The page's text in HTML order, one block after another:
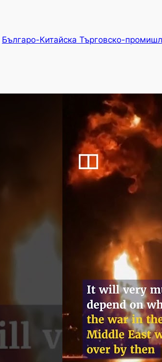
Българо-Китайска Търговско-